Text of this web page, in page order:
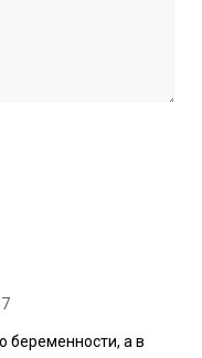
беременности, а в